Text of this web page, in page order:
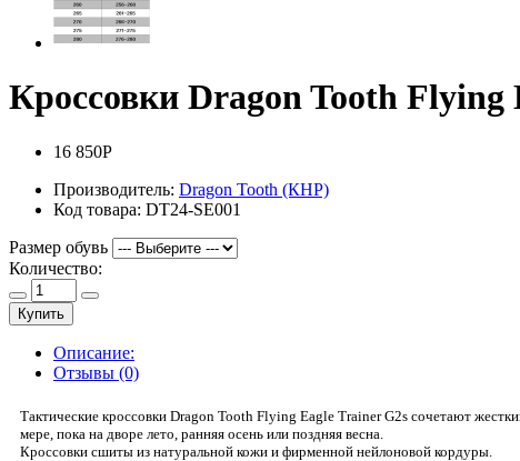
Кроссовки Dragon Tooth
16 850Р
Производитель: Dragon Tooth (КНР)
Код товара: DT24-SE001
Размер обувь
Количество:
Купить
Описание:
Отзывы (0)
Тактические кроссовки Dragon Tooth Flying Eagle Trainer G2s сочетают
мере, пока на дворе лето, ранняя осень или поздняя весна.
Кроссовки сшиты из натуральной кожи и фирменной нейлоновой кордуры.